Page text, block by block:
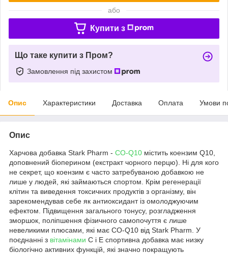
або
Купити з
Що таке купити з Пром?
Замовлення під захистом
Опис Характеристики Доставка Оплата Умови
Опис
Харчова добавка Stark Pharm - CO-Q10 містить коензим Q10,
доповнений біоперином (екстракт чорного перцю). Ні для кого
не секрет, що коензим є часто затребуваною добавкою не
лише у людей, які займаються спортом. Крім регенерації
клітин та виведення токсичних продуктів з організму, він
зарекомендував себе як антиоксидант із омолоджуючим
ефектом. Підвищення загального тонусу, розгладження
зморшок, поліпшення фізичного самопочуття є лише
невеликими плюсами, які має CO-Q10 від Stark Pharm. У
поєднанні з вітамінами С і Е спортивна добавка має низку
біологічно активних функцій, які значно покращують